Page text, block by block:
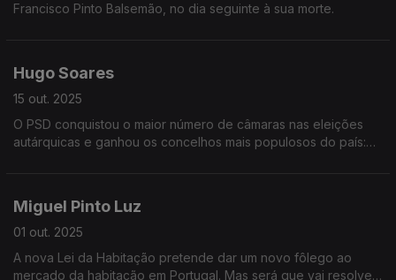
Francisco Pinto Balsemão, no dia seguinte à sua morte.
Hugo Soares
15 out. 2025
O PSD conquistou o maior número de câmaras nas eleições
autárquicas e ganhou os concelhos mais populosos do país:
Miguel Pinto Luz
01 out. 2025
A nova Lei da Habitação pretende dar um novo fôlego ao
mercado da habitação em Portugal. Mas será que vai resolver